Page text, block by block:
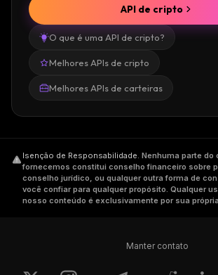
O que é uma API de cripto?
Melhores APIs de cripto
Melhores APIs de carteiras
API de cripto
Isenção de Responsabilidade. Nenhuma parte do
fornecemos constitui conselho financeiro sobre
conselho jurídico, ou qualquer outra forma de
você confiar para qualquer propósito. Qualquer
nosso conteúdo é exclusivamente por sua
Manter contato